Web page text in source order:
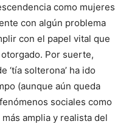
como mujeres
con algún problema
con el papel vital que
Por suerte,
‘tía solterona’ ha ido
(aunque aún queda
sociales como
amplia y realista del